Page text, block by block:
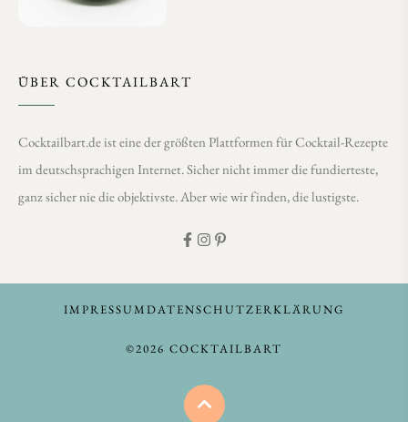
ÜBER COCKTAILBART
Cocktailbart.de ist eine der größten Plattformen für Cocktail-Rezepte
im deutschsprachigen Internet. Sicher nicht immer die fundierteste,
ganz sicher nie die objektivste. Aber wie wir finden, die lustigste.
IMPRESSUMDATENSCHUTZERKLÄRUNG
©2026 COCKTAILBART